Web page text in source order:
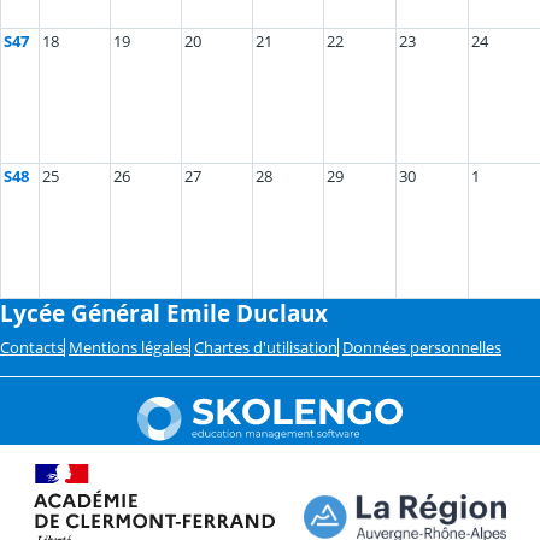
S47 18 19 20 21 22 23 24
S48 25 26 27 28 29 30 1
Lycée Général Emile Duclaux
Contacts Mentions légales Chartes d'utilisation Données personnelles